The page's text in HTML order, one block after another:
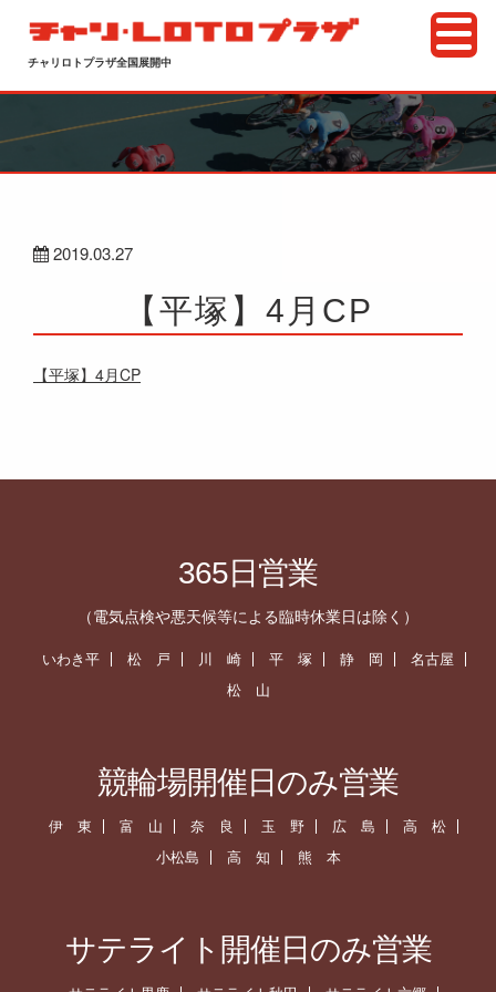
チャリロトプラザ全国展開中
2019.03.27
【平塚】4月CP
【平塚】4月CP
365日営業
（電気点検や悪天候等による臨時休業日は除く）
いわき平 松 戸 川 崎 平 塚 静 岡
名古屋
松 山
競輪場開催日のみ営業
伊 東 富 山 奈 良 玉 野 広 島
高 松
小松島
高 知 熊 本
サテライト開催日のみ営業